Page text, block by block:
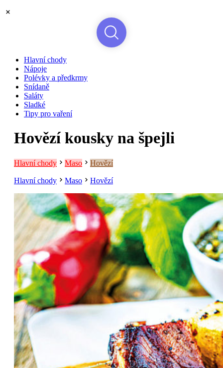
Hlavní chody
Nápoje
Polévky a předkrmy
Snídaně
Saláty
Sladké
Tipy pro vaření
Hovězí kousky na špejli
Hlavní chody Maso Hovězí
Hlavní chody Maso Hovězí